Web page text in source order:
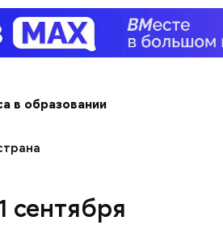
в образовании
сентября
диетолога,чем полезна рыба